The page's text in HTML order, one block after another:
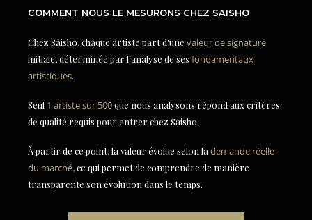
COMMENT NOUS LE MESURONS CHEZ SAISHO
Chez Saisho, chaque artiste part d'une valeur de signature
initiale, déterminée par l'analyse de ses fondamentaux
artistiques.
Seul 1 artiste sur 500que nous analysons répond aux critères
de qualité requis pour entrer chez Saisho.
À partir de ce point, la valeur évolue selon la demande réelle
du marché, ce qui permet de comprendre de manière
transparente son évolution dans le temps.